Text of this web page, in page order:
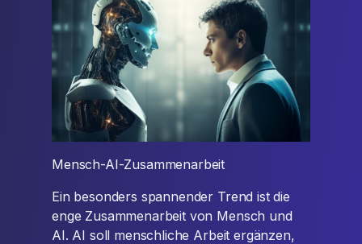
Mensch-AI-Zusammenarbeit
Ein besonders spannender Trend ist die
enge Zusammenarbeit von Mensch und
AI. AI soll menschliche Arbeit ergänzen,